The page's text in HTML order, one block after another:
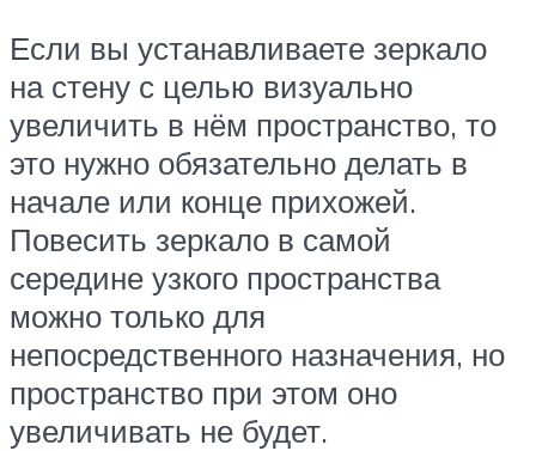
Если вы устанавливаете зеркало
на стену с целью визуально
увеличить в нём пространство, то
это нужно обязательно делать в
начале или конце прихожей.
Повесить зеркало в самой
середине узкого пространства
можно только для
непосредственного назначения, но
пространство при этом оно
увеличивать не будет.